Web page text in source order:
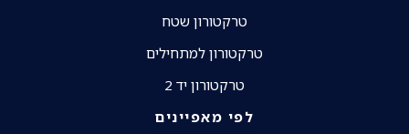
טרקטורון שטח
טרקטורון למתחילים
טרקטורון יד 2
לפי מאפיינים